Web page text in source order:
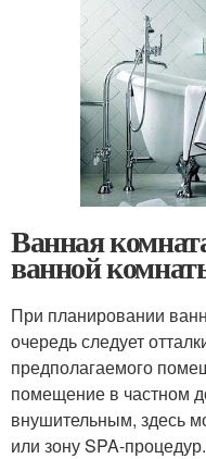
Ванная
ванной
При планировании
очередь следует
предполагаемого
помещение в частном
внушительным, здесь
или зону SPA-процедур.